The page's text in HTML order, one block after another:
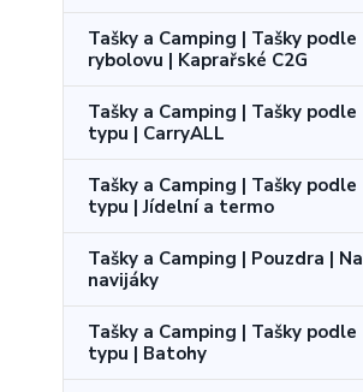
Tašky a Camping | Tašky podle
rybolovu | Kaprařské C2G
Tašky a Camping | Tašky podle
typu | CarryALL
Tašky a Camping | Tašky podle
typu | Jídelní a termo
Tašky a Camping | Pouzdra | Na
navijáky
Tašky a Camping | Tašky podle
typu | Batohy